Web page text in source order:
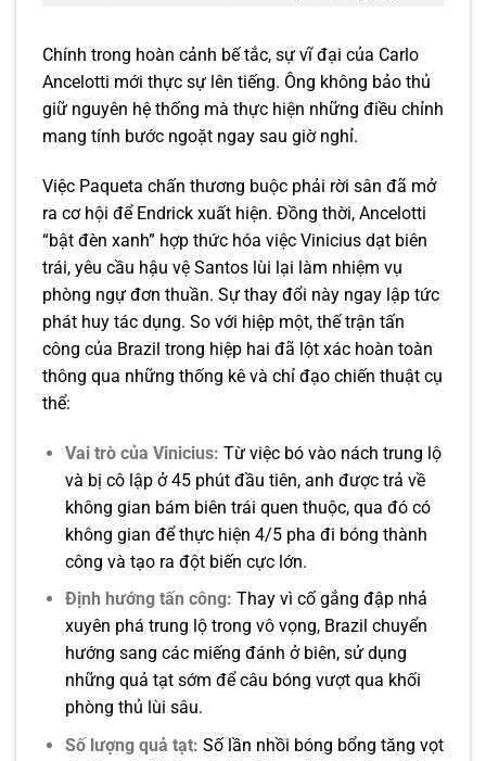
Chính trong hoàn cảnh bế tắc, sự vĩ đại của Carlo
Ancelotti mới thực sự lên tiếng. Ông không bảo thủ
giữ nguyên hệ thống mà thực hiện những điều chỉnh
mang tính bước ngoặt ngay sau giờ nghỉ.
Việc Paqueta chấn thương buộc phải rời sân đã mở
ra cơ hội để Endrick xuất hiện. Đồng thời, Ancelotti
“bật đèn xanh” hợp thức hóa việc Vinicius dạt biên
trái, yêu cầu hậu vệ Santos lùi lại làm nhiệm vụ
phòng ngự đơn thuần. Sự thay đổi này ngay lập tức
phát huy tác dụng. So với hiệp một, thế trận tấn
công của Brazil trong hiệp hai đã lột xác hoàn toàn
thông qua những thống kê và chỉ đạo chiến thuật cụ
thể:
Vai trò của Vinicius: Từ việc bó vào nách trung lộ
và bị cô lập ở 45 phút đầu tiên, anh được trả về
không gian bám biên trái quen thuộc, qua đó có
không gian để thực hiện 4/5 pha đi bóng thành
công và tạo ra đột biến cực lớn.
Định hướng tấn công: Thay vì cố gắng đập nhả
xuyên phá trung lộ trong vô vọng, Brazil chuyển
hướng sang các miếng đánh ở biên, sử dụng
những quả tạt sớm để câu bóng vượt qua khối
phòng thủ lùi sâu.
Số lượng quả tạt: Số lần nhồi bóng bổng tăng vọt